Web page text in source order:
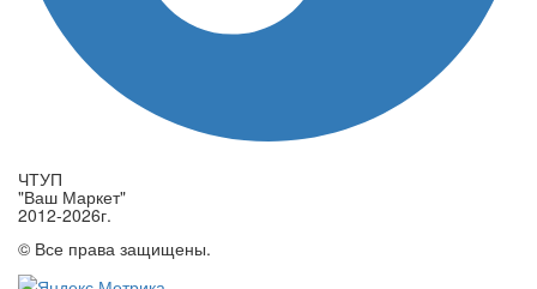
ЧТУП
"Ваш Маркет"
2012-2026г.
© Все права защищены.